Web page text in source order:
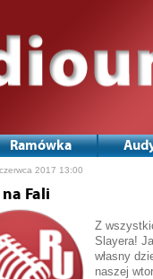
Ramówka
2017 13:00
Fali
Z
Slayera!
własny
naszej